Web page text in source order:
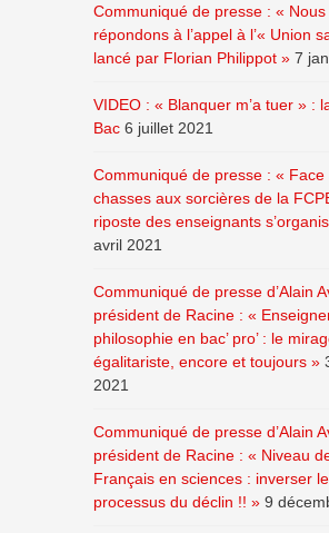
Communiqué de presse : « Nous
répondons à l’appel à l’« Union
lancé par Florian Philippot » 7
VIDEO : « Blanquer m’a tuer » :
Bac 6 juillet 2021
Communiqué de presse : « Face
chasses aux sorcières de la
riposte des enseignants
avril 2021
Communiqué de presse d’Alain
président de Racine : «
philosophie en bac’ pro’ : le
égalitariste, encore et toujours »
2021
Communiqué de presse d’Alain
président de Racine : « Niveau
Français en sciences : inverser le
processus du déclin !! » 9